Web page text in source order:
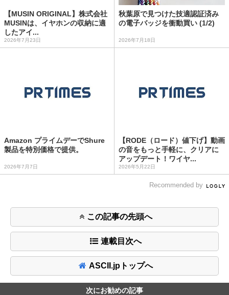
【MUSIN ORIGINAL】株式会社
MUSINは、イヤホンの収納に適
したアイ...
2026年7月23日
秋葉原で見つけた技適認証済み
の電子バッジを衝動買い (1/2)
2026年7月18日
Amazon プライムデーでShure
製品を特別価格で提供。
2026年7月7日
【RODE（ロード）値下げ】動画
の音をもっと手軽に、クリアに
アップデート！ワイヤ...
2026年5月22日
Recommended by
この記事の先頭へ
連載目次へ
ASCII.jpトップへ
次にお勧めの記事